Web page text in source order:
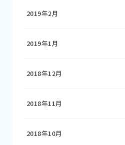
2019年2月
2019年1月
2018年12月
2018年11月
2018年10月